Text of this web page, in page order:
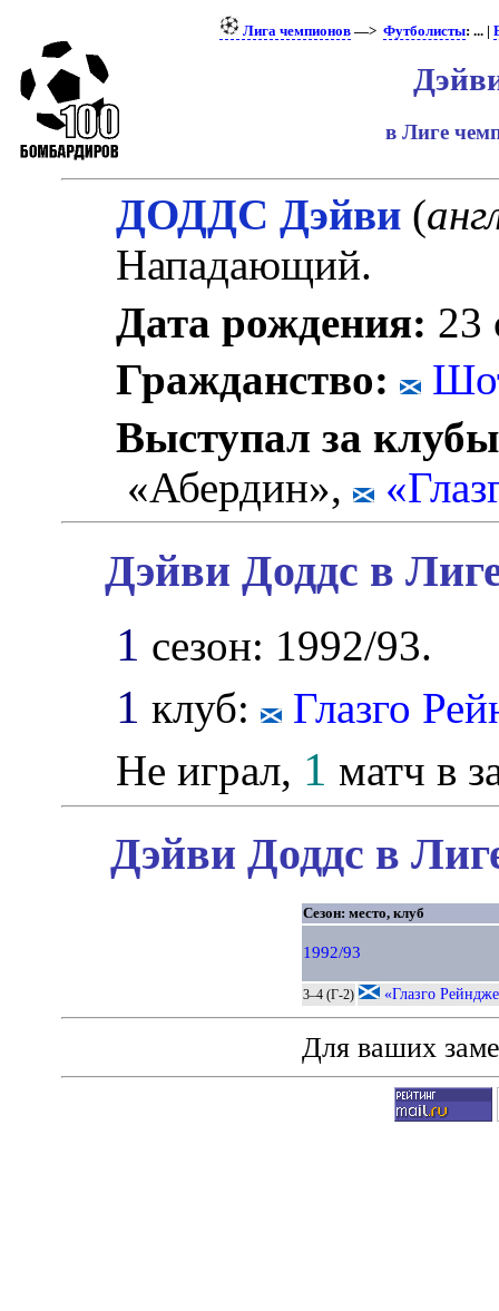
Лига чемпионов —>Футболисты: ... |
в Лиге
ДОДДС Дэйви (
Нападающий.
Дата рождения: 23
Гражданство:
Выступал за
«Абердин»,
Дэйви Доддс в
1 сезон: 1992/93.
1 клуб:
Глазго
Не играл, 1 матч в
Дэйви Доддс в
Сезон: место, клуб
1992/93
3–4 (Г-2) «Глазго
Для ваших